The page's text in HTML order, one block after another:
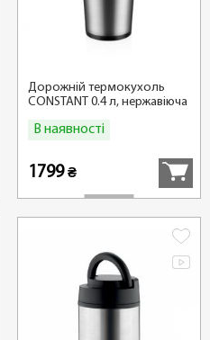
Дорожній термокухоль
CONSTANT 0.4 л, нержавіюча
В наявності
1799₴